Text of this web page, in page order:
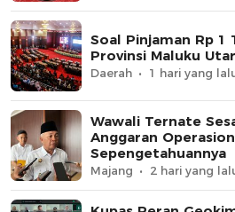
Soal Pinjaman Rp 1
Provinsi Maluku
Daerah 1 hari yang
Wawali Ternate
Anggaran
Sepengetahuannya
Majang 2 hari yang